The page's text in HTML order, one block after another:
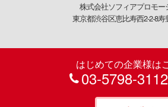
株式会社ソフィアプロモー
東京都渋谷区恵比寿西2-2-8寿
はじめての企業様は
03-5798-3112